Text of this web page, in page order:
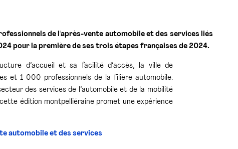
de l'après-vente automobile et des services liés
pour la première de ses trois étapes françaises de 2024.
d’accueil et sa facilité d’accès, la ville de
et 1 000 professionnels de la filière automobile.
des services de l’automobile et de la mobilité
édition montpelliéraine promet une expérience
automobile et des services